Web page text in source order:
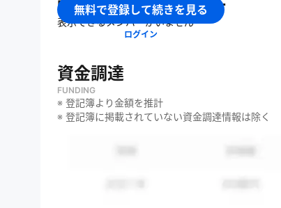
・ハイブリッドワークに対応した業務自動化
無料で登録して続きを見る
ログイン
BizteX株式会社のメンバー
表示できるメンバーがいません
資金調達
FUNDING
※ 登記簿より金額を推計
※ 登記簿に掲載されていない資金調達情報は除く